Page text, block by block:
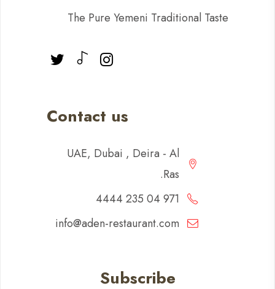
The Pure Yemeni Traditional Taste
Contact us
UAE, Dubai , Deira - Al
Ras.
971 04 235 4444
info@aden-restaurant.com
Subscribe